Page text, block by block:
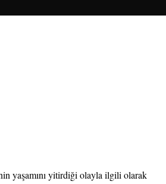
yaşamını yitirdiği olayla ilgili olarak